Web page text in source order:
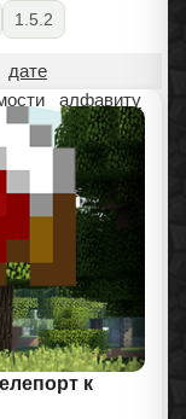
1.5.2
дате
алфавиту
к